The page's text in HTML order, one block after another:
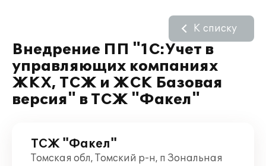
Внедрение ПП "1С:Учет в
управляющих компаниях
ЖКХ, ТСЖ и ЖСК Базовая
версия" в ТСЖ "Факел"
К списку
ТСЖ "Факел"
Томская обл, Томский р-н, п Зональная